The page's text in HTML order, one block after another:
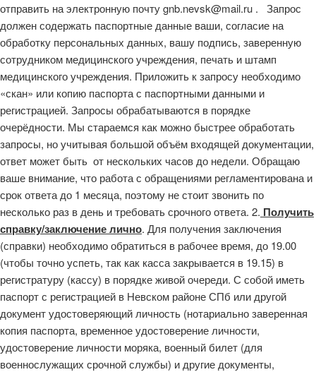
отправить на электронную почту gnb.nevsk@mail.ru . Запрос
должен содержать паспортные данные ваши, согласие на
обработку персональных данных, вашу подпись, заверенную
сотрудником медицинского учреждения, печать и штамп
медицинского учреждения. Приложить к запросу необходимо
«скан» или копию паспорта с паспортными данными и
регистрацией. Запросы обрабатываются в порядке
очерёдности. Мы стараемся как можно быстрее обработать
запросы, но учитывая большой объём входящей документации,
ответ может быть от нескольких часов до недели. Обращаю
ваше внимание, что работа с обращениями регламентирована и
срок ответа до 1 месяца, поэтому не стоит звонить по
несколько раз в день и требовать срочного ответа. 2. Получить
справку/заключение лично. Для получения заключения
(справки) необходимо обратиться в рабочее время, до 19.00
(чтобы точно успеть, так как касса закрывается в 19.15) в
регистратуру (кассу) в порядке живой очереди. С собой иметь
паспорт с регистрацией в Невском районе СПб или другой
документ удостоверяющий личность (нотариально заверенная
копия паспорта, временное удостоверение личности,
удостоверение личности моряка, военный билет (для
военнослужащих срочной службы) и другие документы,